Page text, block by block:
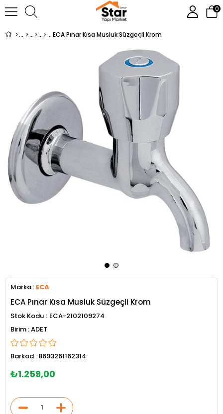
0
ECA Pınar Kısa Musluk Süzgeçli Krom
Marka : ECA
ECA Pınar Kısa Musluk Süzgeçli Krom
Stok Kodu
ECA-2102109274
ADET
Barkod : 8693261162314
₺1.259,00